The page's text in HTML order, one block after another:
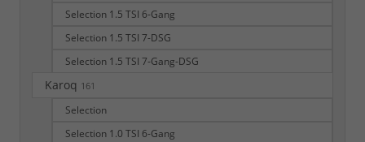
Selection 1.5 TSI 6-Gang
Selection 1.5 TSI 7-DSG
Selection 1.5 TSI 7-Gang-DSG
Karoq 161
Selection
Selection 1.0 TSI 6-Gang